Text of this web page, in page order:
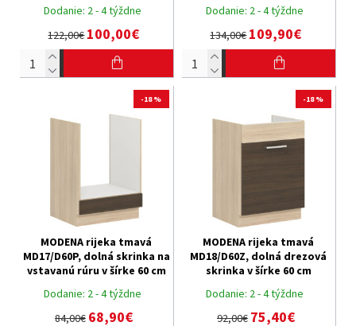
Dodanie: 2 - 4 týždne
122,00€100,00€
Dodanie: 2 - 4 týždne
134,00€109,90€
-18 %
Dodanie: 2 - 4 týždne
MODENA rijeka tmavá
MD17/D60P, dolná skrinka na
vstavanú rúru v šírke 60 cm
84,00€ 68,90€
-18 %
Dodanie: 2 - 4 týždne
MODENA rijeka tmavá
MD18/D60Z, dolná drezová
skrinka v šírke 60 cm
92,00€ 75,40€